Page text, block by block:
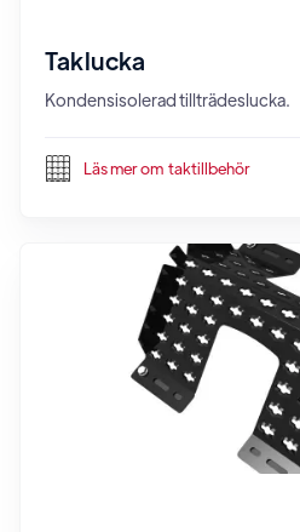
Taklucka
Kondensisolerad tillträdeslucka.
Läs mer om taktillbehör